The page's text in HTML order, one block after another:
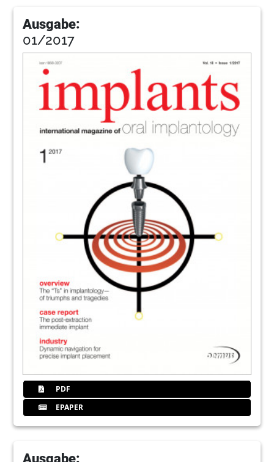
Ausgabe:
01/2017
PDF
EPAPER
Ausgabe: